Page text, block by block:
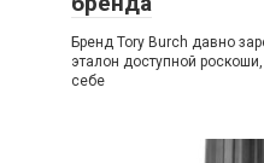
Бренд Tory Burch давно
эталон доступной
себе